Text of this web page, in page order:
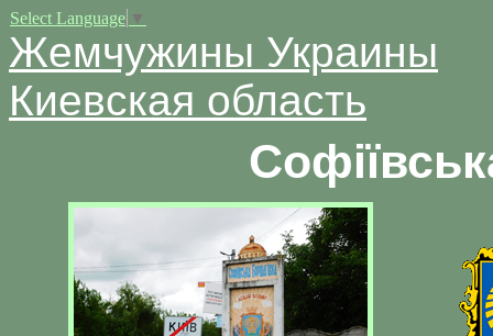
Select Language ▼
Жемчужины Украины
Киевская область